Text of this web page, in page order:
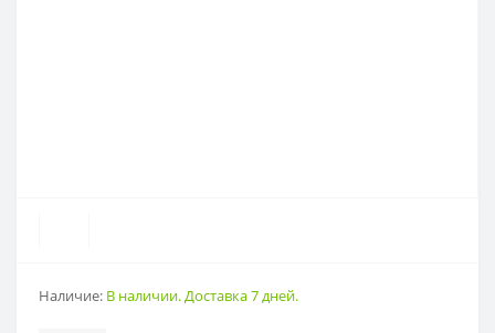
Наличие: В наличии. Доставка 7 дней.